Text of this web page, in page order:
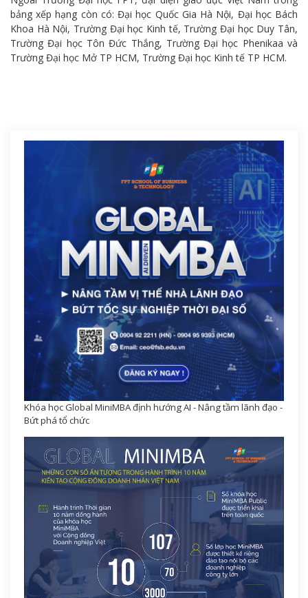
bảng xếp hạng còn có: Đại học Quốc Gia Hà Nội, Đại học Bách
Khoa Hà Nội, Trường Đại học Kinh tế, Trường Đại học Duy Tân,
Trường Đại học Tôn Đức Thắng, Trường Đại học Phenikaa và
Trường Đại học Mở TP HCM, Trường Đại học Kinh tế TP HCM.
Khóa học Global MiniMBA định hướng AI - Nâng tầm lãnh đạo -
Bứt phá tổ chức